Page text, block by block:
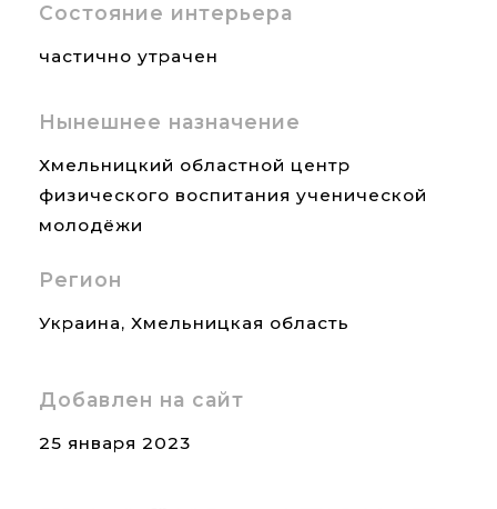
Состояние интерьера
частично утрачен
Нынешнее назначение
Хмельницкий областной центр
физического воспитания ученической
молодёжи
Регион
Украина, Хмельницкая область
Добавлен на сайт
25 января 2023